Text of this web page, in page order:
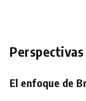
El enfoque de